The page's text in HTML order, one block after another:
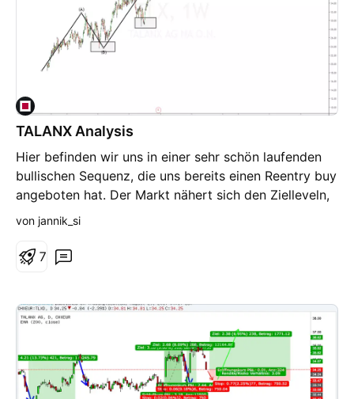
TALANX Analysis
Hier befinden wir uns in einer sehr schön laufenden
bullischen Sequenz, die uns bereits einen Reentry buy
angeboten hat. Der Markt nähert sich den Zielleveln,
welche für uns einen Verkaufsbereich darstellen.
©System learned from Stefan Kassing Hinweis: Diese
Analyse stellt keine Anlageempfehlung dar!
von jannik_si
7